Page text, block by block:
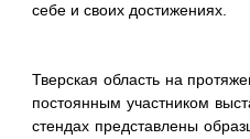
себе и своих достижениях.
Тверская область на
постоянным участником
стендах представлены